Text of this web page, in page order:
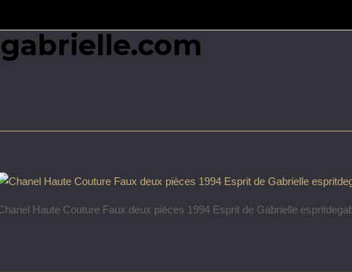
Haute Couture Faux deux pièces 1994 Esprit de Gabrielle